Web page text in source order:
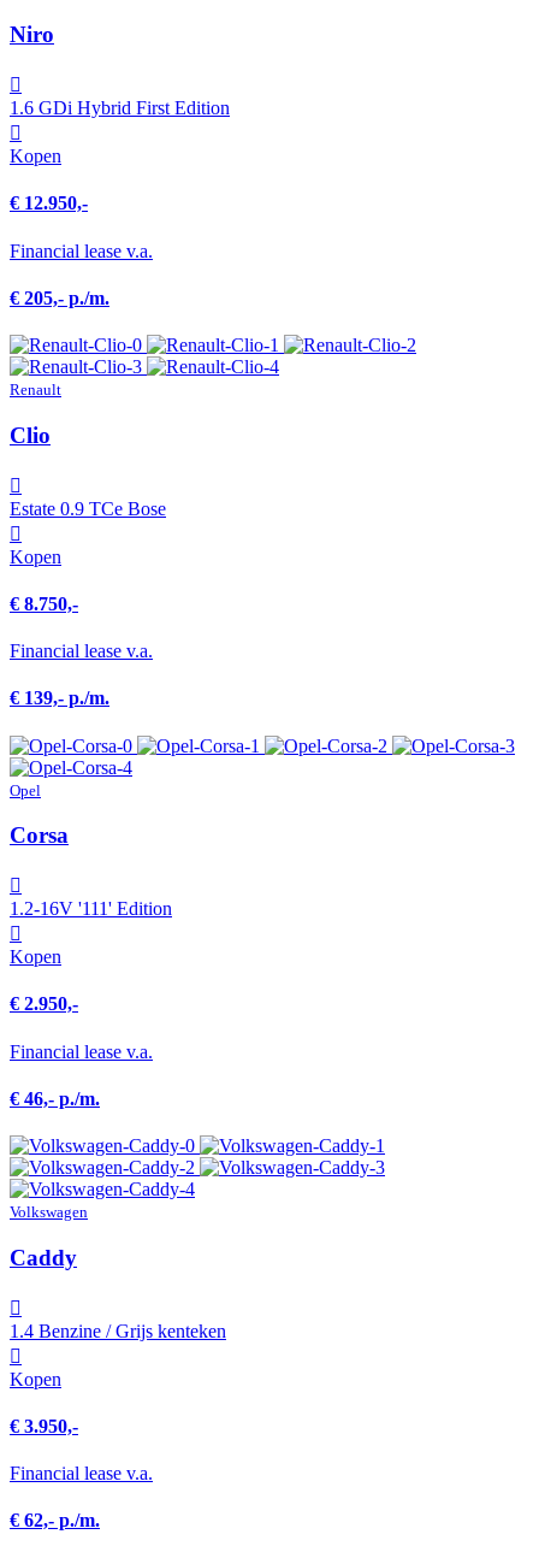
Niro
1.6 GDi Hybrid First Edition
Kopen
€ 12.950,-
Financial lease v.a.
€ 205,- p./m.
Renault
Clio
Estate 0.9 TCe Bose
Kopen
€ 8.750,-
Financial lease v.a.
€ 139,- p./m.
Opel
Corsa
1.2-16V '111' Edition
Kopen
€ 2.950,-
Financial lease v.a.
€ 46,- p./m.
Volkswagen
Caddy
1.4 Benzine / Grijs kenteken
Kopen
€ 3.950,-
Financial lease v.a.
€ 62,- p./m.